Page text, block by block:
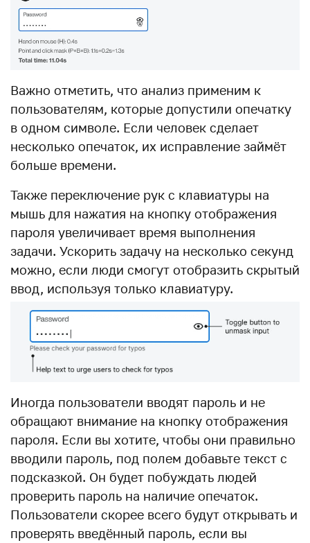
Важно отметить, что анализ применим к
пользователям, которые допустили опечатку
в одном символе. Если человек сделает
несколько опечаток, их исправление займёт
больше времени.
Также переключение рук с клавиатуры на
мышь для нажатия на кнопку отображения
пароля увеличивает время выполнения
задачи. Ускорить задачу на несколько секунд
можно, если люди смогут отобразить скрытый
ввод, используя только клавиатуру.
Иногда пользователи вводят пароль и не
обращают внимание на кнопку отображения
пароля. Если вы хотите, чтобы они правильно
вводили пароль, под полем добавьте текст с
подсказкой. Он будет побуждать людей
проверить пароль на наличие опечаток.
Пользователи скорее всего будут открывать и
проверять введённый пароль, если вы